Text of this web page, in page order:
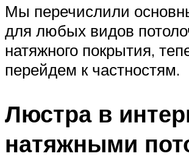
Мы перечислили
для любых видов
натяжного покрытия,
перейдем к частностям.
Люстра в
натяжными